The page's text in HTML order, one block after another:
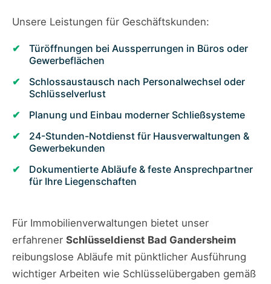
Unsere Leistungen für Geschäftskunden:
Türöffnungen bei Aussperrungen in Büros oder
Gewerbeflächen
Schlossaustausch nach Personalwechsel oder
Schlüsselverlust
Planung und Einbau moderner Schließsysteme
24-Stunden-Notdienst für Hausverwaltungen &
Gewerbekunden
Dokumentierte Abläufe & feste Ansprechpartner
für Ihre Liegenschaften
Für Immobilienverwaltungen bietet unser
erfahrener Schlüsseldienst Bad Gandersheim
reibungslose Abläufe mit pünktlicher Ausführung
wichtiger Arbeiten wie Schlüsselübergaben gemäß